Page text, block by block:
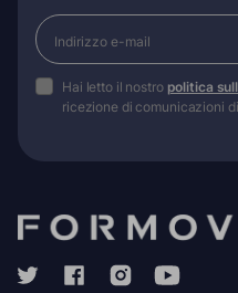
Hai letto il nostro politica
ricezione di comunicazioni